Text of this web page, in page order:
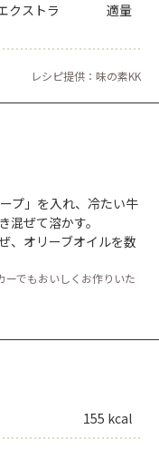
クストラ
適量
レシピ提供：味の素KK
プ」を入れ、冷たい牛
ぜて溶かす。
、オリーブオイルを数
ーでもおいしくお作りいた
155 kcal